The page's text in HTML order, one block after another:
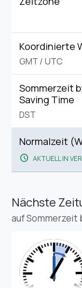
Koordinierte
GMT / UTC
Sommerzeit
Saving Time
DST
Normalzeit
schedule AKTUELL IN
Nächste
auf Sommerzeit